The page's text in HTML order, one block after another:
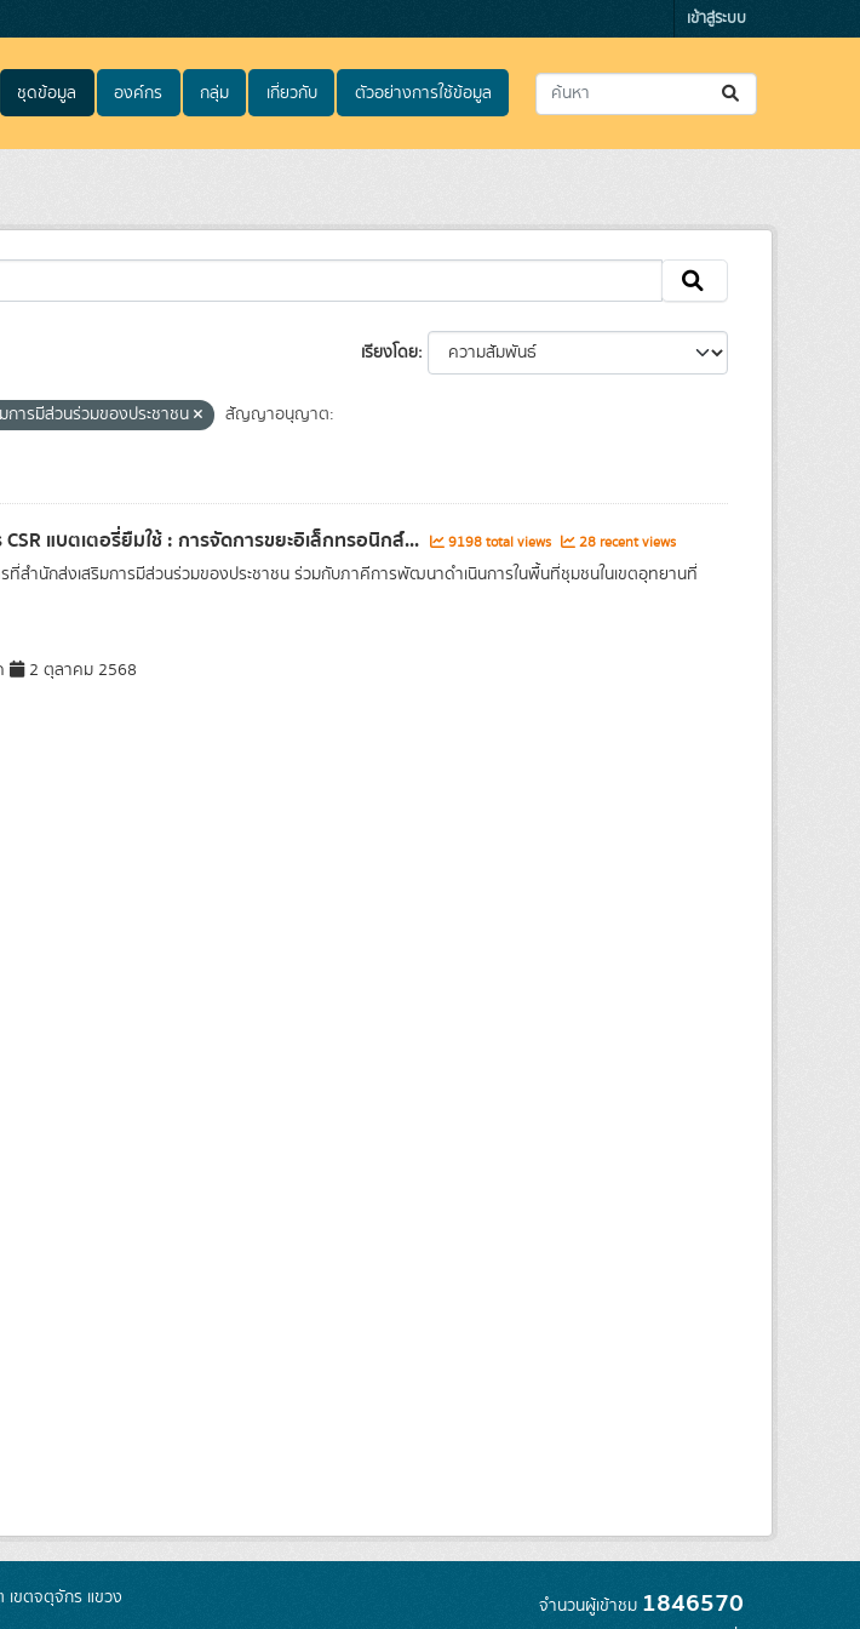
เข้าสู่ระบบ
ชุดข้อมูล องค์กร กลุ่ม เกี่ยวกับ ตัวอย่างการใช้ข้อมูล
เรียงโดย
การมีส่วนร่วมของประชาชน
สัญญาอนุญาต:
แบตเตอรี่ยืมใช้ : การจัดการขยะอิเล็กทรอนิกส์... 9198 total views 28 recent views
ที่สำนักส่งเสริมการมีส่วนร่วมของประชาชน ร่วมกับภาคีการพัฒนาดำเนินการในพื้นที่ชุมชนในเขตอุทยานที่
2 ตุลาคม 2568
ขตจตุจักร แขวง
จำนวนผู้เข้าชม 1846570